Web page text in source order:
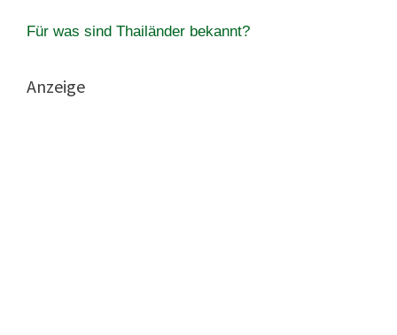
Für was sind Thailänder bekannt?
Anzeige